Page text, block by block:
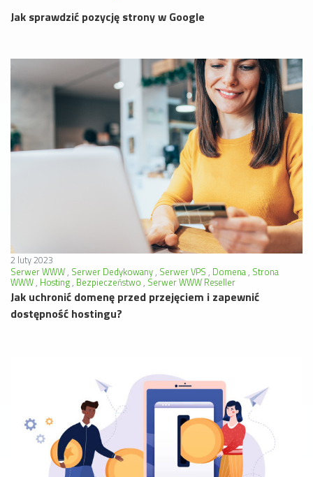
Jak sprawdzić pozycję strony w Google
2 luty 2023
Serwer WWW Serwer Dedykowany Serwer VPS Domena Strona
WWW Hosting Bezpieczeństwo Serwer WWW Reseller
Jak uchronić domenę przed przejęciem i zapewnić
dostępność hostingu?